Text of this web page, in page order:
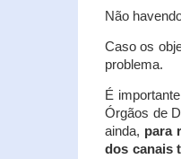
Não
Caso os
problema.
É
Órgãos de
ainda, para
dos canais